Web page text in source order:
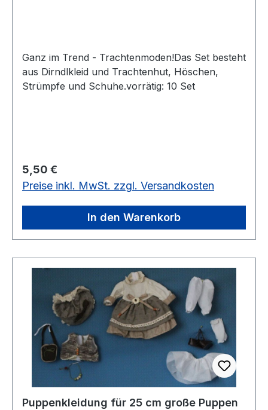
Ganz im Trend - Trachtenmoden!Das Set besteht
aus Dirndlkleid und Trachtenhut, Höschen,
Strümpfe und Schuhe.vorrätig: 10 Set
Regulärer Preis:
5,50 €
Preise inkl. MwSt. zzgl. Versandkosten
In den Warenkorb
Puppenkleidung für 25 cm große Puppen